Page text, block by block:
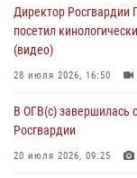
крупная
Директор Росгвардии
посетил
(видео)
28 июля 2026, 16:50
В ОГВ(с) завершилась
Росгвардии
20 июля 2026, 09:25